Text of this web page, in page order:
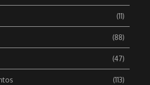
(11)
(88)
(47)
(113)